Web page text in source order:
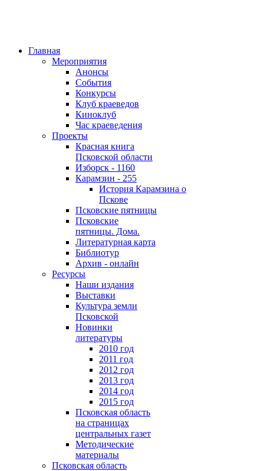
Главная
Мероприятия
Анонсы
События
Конкурсы
Клуб краеведов
Киноклуб
Час краеведения
Проекты
Красная книга
Псковской области
Изборск - 1160
Карамзин - 255
История Карамзина о
Пскове
Псковские пятницы
Псковские
пятницы. Дома.
Литературная карта
Библиотур
Архив - онлайн
Ресурсы
Наши издания
Выставки
Культура земли
Псковской
Новинки
литературы
2010 год
2011 год
2012 год
2013 год
2014 год
2015 год
Псковская область
на страницах
центральных газет
Методические
материалы
Псковская область